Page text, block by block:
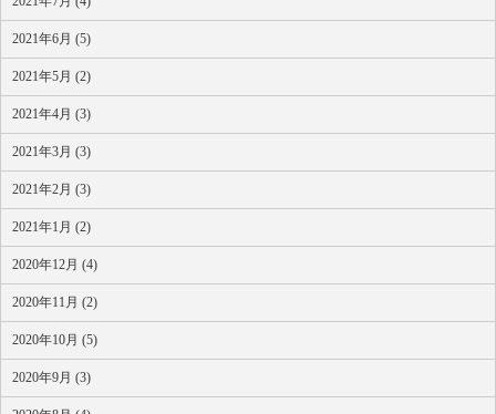
2021年6月 (5)
2021年5月 (2)
2021年4月 (3)
2021年3月 (3)
2021年2月 (3)
2021年1月 (2)
2020年12月 (4)
2020年11月 (2)
2020年10月 (5)
2020年9月 (3)